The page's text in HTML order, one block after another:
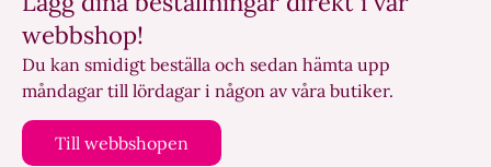
webbshop!
Du kan smidigt beställa och sedan hämta upp
måndagar till lördagar i någon av våra butiker.
Till webbshopen